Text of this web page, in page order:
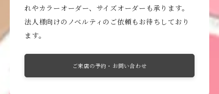
れやカラーオーダー、サイズオーダーも承ります。
法人様向けのノベルティのご依頼もお待ちしており
ます。
ご来店の予約・お問い合わせ